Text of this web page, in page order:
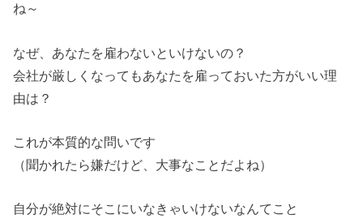
ね～
なぜ、あなたを雇わないといけないの？
会社が厳しくなってもあなたを雇っておいた方がいい理
由は？
これが本質的な問いです
（聞かれたら嫌だけど、大事なことだよね）
自分が絶対にそこにいなきゃいけないなんてこと